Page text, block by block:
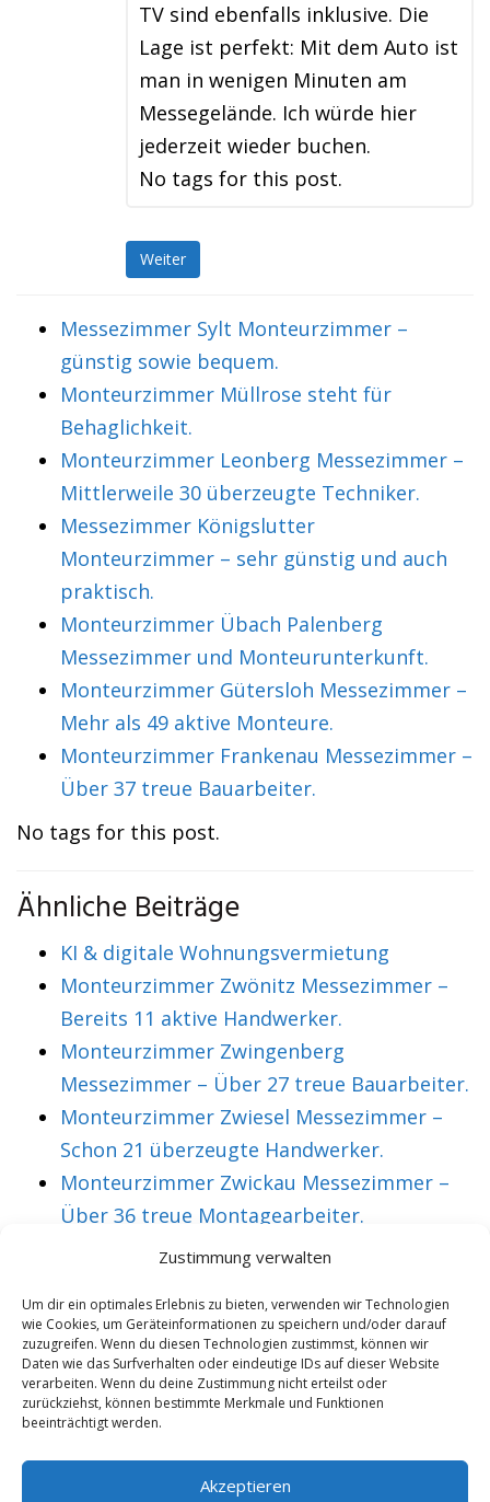
Zustimmung verwalten
Um dir ein optimales Erlebnis zu bieten, verwenden wir Technologien
wie Cookies, um Geräteinformationen zu speichern und/oder darauf
zuzugreifen. Wenn du diesen Technologien zustimmst, können wir
Daten wie das Surfverhalten oder eindeutige IDs auf dieser Website
verarbeiten. Wenn du deine Zustimmung nicht erteilst oder
zurückziehst, können bestimmte Merkmale und Funktionen
beeinträchtigt werden.
Akzeptieren
TV sind ebenfalls inklusive. Die
Lage ist perfekt: Mit dem Auto ist
man in wenigen Minuten am
Messegelände. Ich würde hier
jederzeit wieder buchen.
No tags for this post.
Weiter
Messezimmer Sylt Monteurzimmer –
günstig sowie bequem.
Monteurzimmer Müllrose steht für
Behaglichkeit.
Monteurzimmer Leonberg Messezimmer –
Mittlerweile 30 überzeugte Techniker.
Messezimmer Königslutter
Monteurzimmer – sehr günstig und auch
praktisch.
Monteurzimmer Übach Palenberg
Messezimmer und Monteurunterkunft.
Monteurzimmer Gütersloh Messezimmer –
Mehr als 49 aktive Monteure.
Monteurzimmer Frankenau Messezimmer –
Über 37 treue Bauarbeiter.
No tags for this post.
Ähnliche Beiträge
KI & digitale Wohnungsvermietung
Monteurzimmer Zwönitz Messezimmer –
Bereits 11 aktive Handwerker.
Monteurzimmer Zwingenberg
Messezimmer – Über 27 treue Bauarbeiter.
Monteurzimmer Zwiesel Messezimmer –
Schon 21 überzeugte Handwerker.
Monteurzimmer Zwickau Messezimmer –
Über 36 treue Montagearbeiter.
VORHERIGER ARTIKEL
Monteurunterkunft
Miesbach
Monteurzimmer –
Alexander bucht aus
Überzeugung.
NÄCHSTER ARTIKEL
Monteurzimmer
Mindelheim
Monteurwohnung
Techniker in den